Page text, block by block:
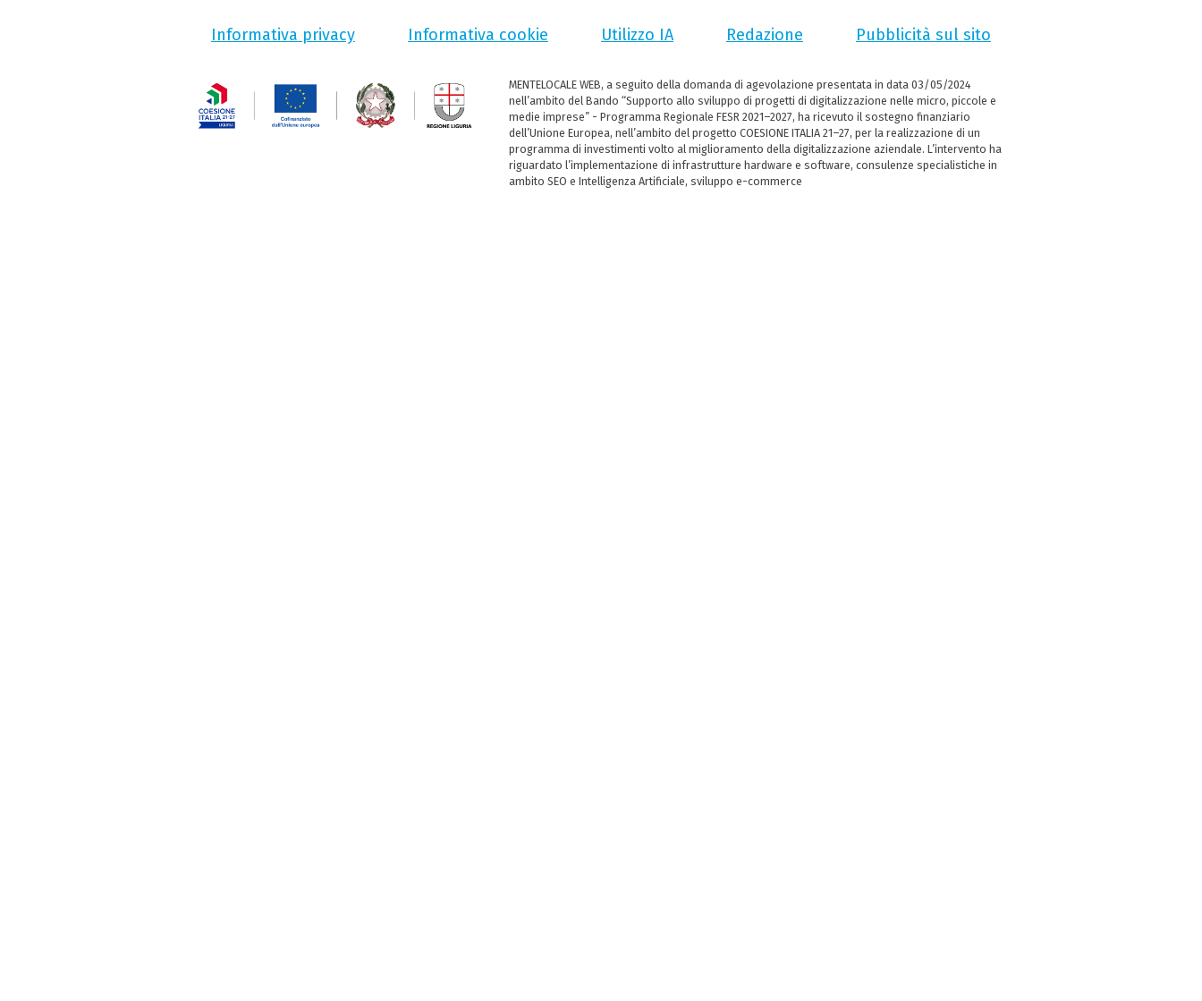
Informativa privacy Informativa cookie Utilizzo IA Redazione Pubblicità sul sito
MENTELOCALE WEB, a seguito della domanda di agevolazione presentata in data 03/05/2024
nell’ambito del Bando “Supporto allo sviluppo di progetti di digitalizzazione nelle micro, piccole e
medie imprese” - Programma Regionale FESR 2021–2027, ha ricevuto il sostegno finanziario
dell’Unione Europea, nell’ambito del progetto COESIONE ITALIA 21–27, per la realizzazione di un
programma di investimenti volto al miglioramento della digitalizzazione aziendale. L’intervento ha
riguardato l’implementazione di infrastrutture hardware e software, consulenze specialistiche in
ambito SEO e Intelligenza Artificiale, sviluppo e-commerce